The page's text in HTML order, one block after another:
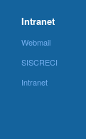
Intranet
Webmail
SISCRECI
Intranet